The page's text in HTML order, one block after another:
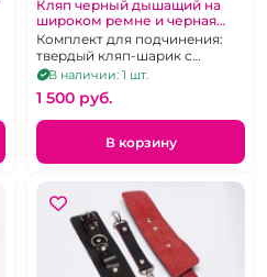
Кляп черный дышащий на
широком ремне и черная
глухая маска "Fetish"
Комплект для подчинения:
твердый кляп-шарик с
ремешком на липучке и
глухая маска на глаза
В наличии: 1 шт.
1 500 pуб.
В корзину